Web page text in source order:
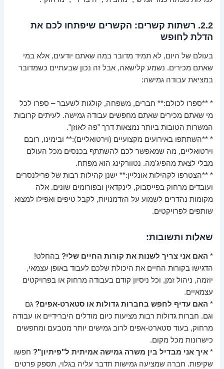
2.2. רשתות קשרים: הקשרים שיפתחו לכם את
הדלת לחופש
בעולם של היום, לא תמיד מדובר במה שאתם יודעים, אלא במי
שאתם מכירים. נשמע קלישאה, אבל זה נכון שבעתיים כשמדובר
במציאת עבודה גמישה:
* **ספרו לכולם:** חברים, משפחה, קולגות לשעבר – ספרו לכל
מי שאתם מכירים שאתם מחפשים עבודה גמישה. לעיתים קרובות
המשרות הטובות ביותר נמצאות דרך "פה לאוזן".
* **השתתפו באירועים מקצועיים (וירטואליים):** ובימינו, רובם
וירטואליים, מה שמאפשר לכם להשתתף בכנסים מכל העולם
מבלי לצאת מהפיג'מה. נטוורקינג הוא מפתח.
* **הצטרפו לקהילות אונליין:** ישנן קהילות רבות של פרילנסרים
ועובדים מרחוק בפייסבוק, לינקדאין ובפורומים שונים. אלה
מקומות נהדרים לשמוע על הזדמנויות, לקבל טיפים ואפילו למצוא
שותפים לפרויקטים.
שאלות ותשובות:
* האם אני צריך לשנות את קורות החיים שלי? בהחלט!
הדגישו בקורות החיים את היכולת שלכם לעבוד באופן עצמאי,
יוזמה, ניהול זמן, וכל ניסיון קודם בעבודה מרחוק או בפרויקטים
עצמאיים.
* האם עדיף לחפש בחברות גדולות או סטארט-אפים? גם
וגם. חברות גדולות רבות מציעות כיום מודלים היברידיים או עבודה
מרחוק, בעוד סטארט-אפים לרוב גמישים יותר מטבעם ומחפשים
כישרונות מכל מקום.
*איך אני מבדיל בין משרה גמישה אמיתית ל"פיתיון"? חפשו
שקיפות. חברה שמציעה גמישות תדבר עליה בגלוי, תספק פרטים